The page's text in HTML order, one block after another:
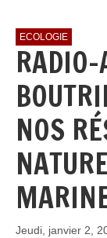
ECOLOGIE
NOS
Jeudi, janvier 2,